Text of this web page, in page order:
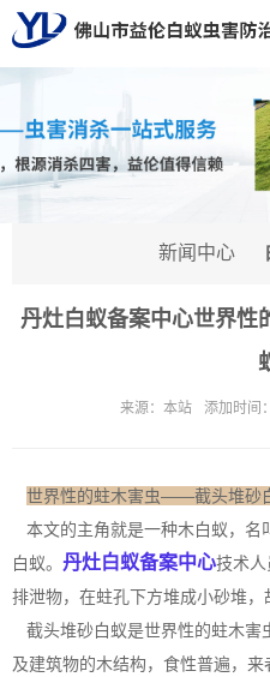
新闻中心
丹灶白蚁备案中心世界
来源： 本站 添加时间：
世界性的蛀木害虫——截头堆砂
本文的主角就是一种木白蚁，名
白蚁。 丹灶白蚁备案中心技术
排泄物，在蛀孔下方堆成小砂堆，
截头堆砂白蚁是世界性的蛀木害
及建筑物的木结构，食性普遍，